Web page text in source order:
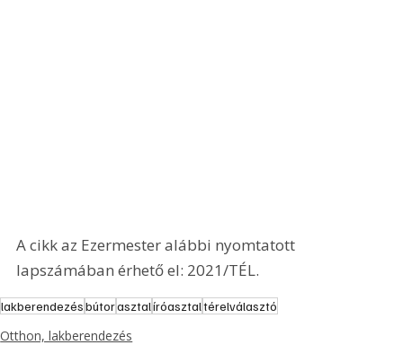
A cikk az Ezermester alábbi nyomtatott
lapszámában érhető el: 2021/TÉL.
lakberendezésbútorasztalíróasztaltérelválasztó
Otthon, lakberendezés